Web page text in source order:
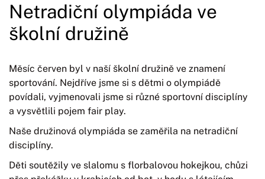
Netradiční olympiáda ve
školní družině
Měsíc červen byl v naší školní družině ve znamení
sportování. Nejdříve jsme si s dětmi o olympiádě
povídali, vyjmenovali jsme si různé sportovní disciplíny
a vysvětlili pojem fair play.
Naše družinová olympiáda se zaměřila na netradiční
disciplíny.
Děti soutěžily ve slalomu s florbalovou hokejkou, chůzi